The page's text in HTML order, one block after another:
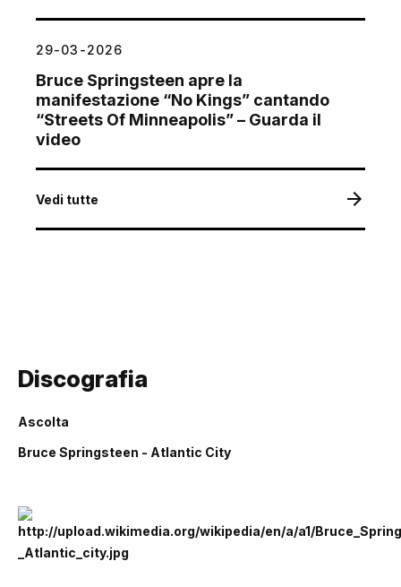
29-03-2026
Bruce Springsteen apre la
manifestazione “No Kings” cantando
“Streets Of Minneapolis” – Guarda il
video
Vedi tutte
Discografia
Ascolta
Bruce Springsteen - Atlantic City